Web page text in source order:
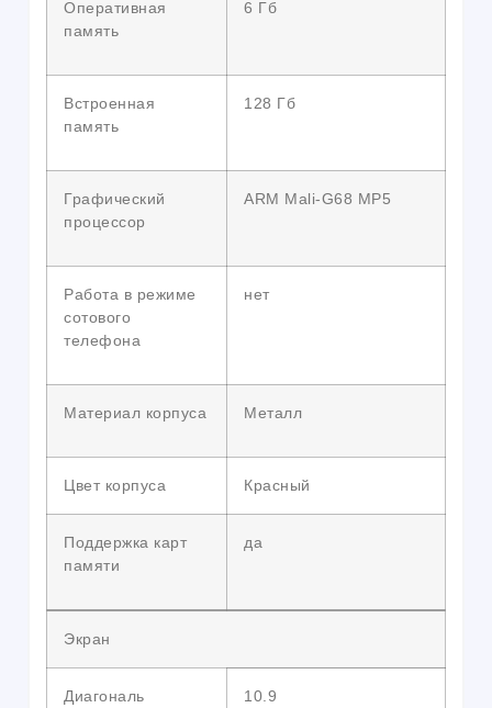
Оперативная
память
6 Гб
Встроенная
память
128 Гб
Графический
процессор
ARM Mali-G68 MP5
Работа в режиме
сотового
телефона
нет
Материал корпуса Металл
Цвет корпуса Красный
Поддержка карт
памяти
да
Экран
Диагональ
10.9